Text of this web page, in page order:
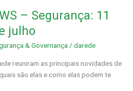
– Segurança: 11
julho
& Governança/darede
reuniram as principais novidades de
são elas e como elas podem te